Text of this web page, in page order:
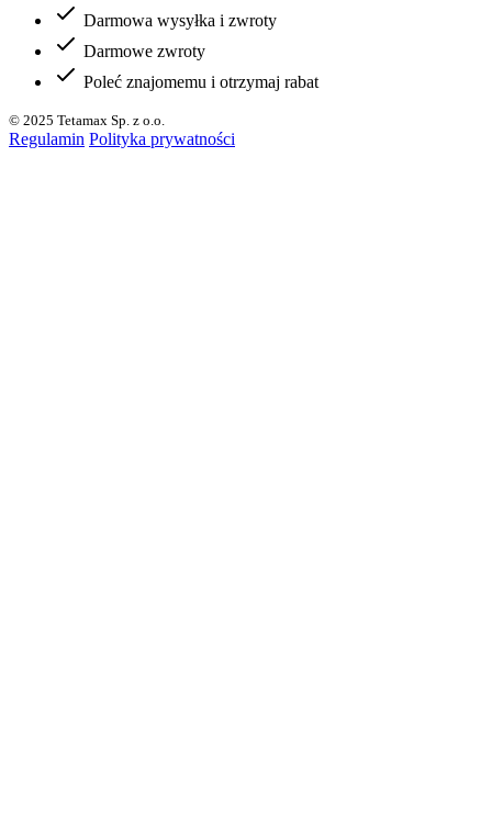
Darmowa wysyłka i zwroty
Darmowe zwroty
Poleć znajomemu i otrzymaj rabat
© 2025 Tetamax Sp. z o.o.
Regulamin Polityka prywatności